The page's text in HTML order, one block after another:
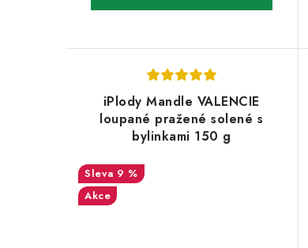
iPlody Mandle VALENCIE
loupané pražené solené s
bylinkami 150 g
9 %
Akce